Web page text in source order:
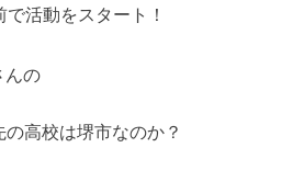
で活動をスタート！
んの
高校は堺市なのか？